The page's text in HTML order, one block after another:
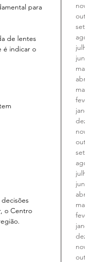
para
de lentes
é indicar o
o Centro